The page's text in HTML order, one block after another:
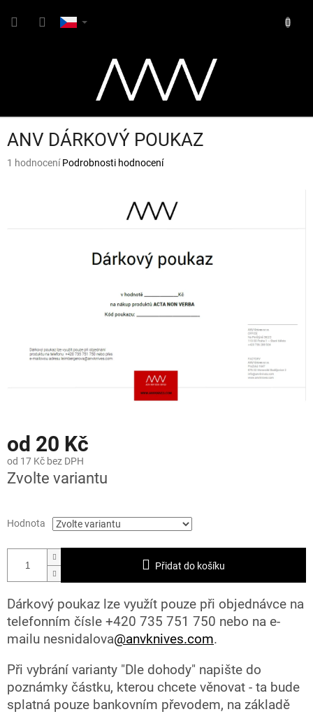
ANV DÁRKOVÝ POUKAZ
Průměrné
1 hodnocení Podrobnosti hodnocení
od 20 Kč
od 17 Kč bez DPH
Zvolte variantu
Hodnota
Přidat do košíku
Dárkový poukaz lze využít pouze při objednávce na
telefonním čísle +420 735 751 750 nebo na e-
mailu nesnidalova@anvknives.com.
Při vybrání varianty "Dle dohody" napište do
poznámky částku, kterou chcete věnovat - ta bude
splatná pouze bankovním převodem, na základě